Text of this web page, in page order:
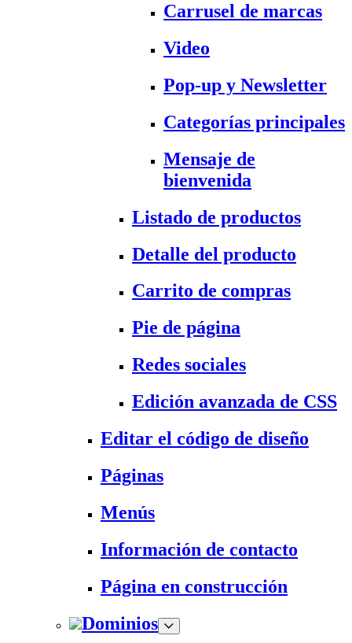
Carrusel de marcas
Video
Pop-up y Newsletter
Categorías principales
Mensaje de
bienvenida
Listado de productos
Detalle del producto
Carrito de compras
Pie de página
Redes sociales
Edición avanzada de CSS
Editar el código de diseño
Páginas
Menús
Información de contacto
Página en construcción
Dominios